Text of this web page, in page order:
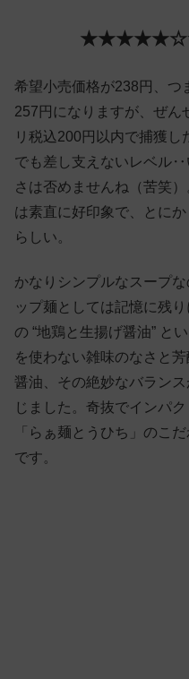
希望小売価格が238円、つ
257円になりますが、ぜん
リ税込200円以内で捕獲
でも差し支えないレベル
さは否めませんね（苦笑
は素直に好印象で、とに
らしい。
かなりシンプルなスープ
ップ麺としては記憶に残
の “地鶏と生揚げ醤油” と
を使わない雑味のなさと
醤油、その絶妙なバラン
じました。奇抜でインパ
「らぁ麺とうひち」のこ
です。